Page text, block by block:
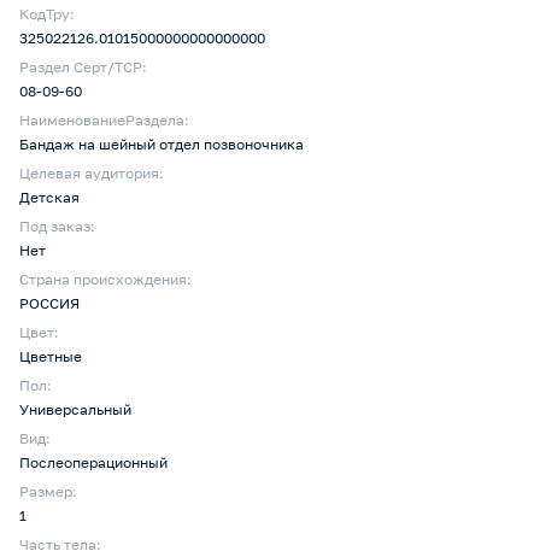
КодТру:
325022126.01015000000000000000
Раздел Серт/ТСР:
08-09-60
НаименованиеРаздела:
Бандаж на шейный отдел позвоночника
Целевая аудитория:
Детская
Под заказ:
Нет
Страна происхождения:
РОССИЯ
Цвет:
Цветные
Пол:
Универсальный
Вид:
Послеоперационный
Размер:
1
Часть тела: